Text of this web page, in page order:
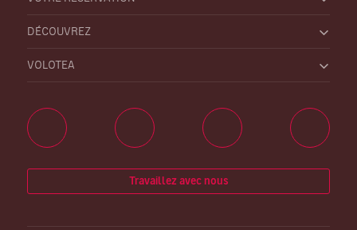
DÉCOUVREZ
VOLOTEA
Travaillez avec nous